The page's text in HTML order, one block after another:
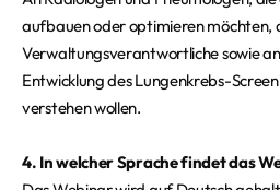
aufbauen oder optimieren möchten,
Verwaltungsverantwortliche sowie
Entwicklung des Lungenkrebs-
verstehen wollen.
4. In welcher Sprache findet das